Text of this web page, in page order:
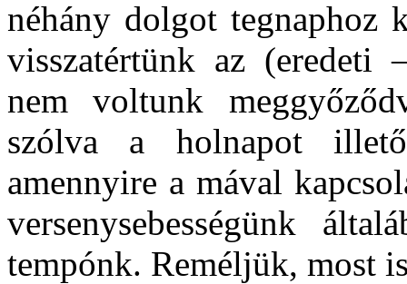
néhány dolgot tegnaphoz
visszatértünk az (eredeti
nem voltunk
szólva a holnapot
amennyire a mával
versenysebességünk
tempónk. Reméljük, most